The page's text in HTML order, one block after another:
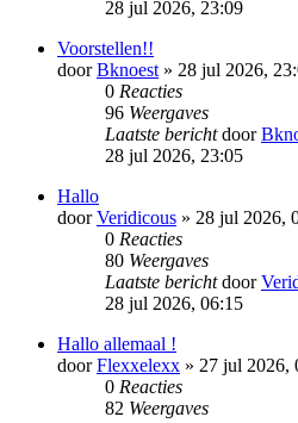
28 jul 2026, 23:09
Voorstellen!!
doorBknoest » 28 jul 2026,
0 Reacties
96 Weergaves
Laatste berichtdoor
28 jul 2026, 23:05
Hallo
doorVeridicous » 28 jul 2026,
0 Reacties
80 Weergaves
Laatste berichtdoor
28 jul 2026, 06:15
Hallo allemaal !
doorFlexxelexx » 27 jul 2026,
0 Reacties
82 Weergaves